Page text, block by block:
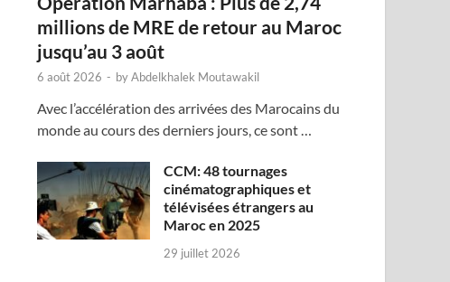
millions de MRE de retour au Maroc
jusqu’au 3 août
6 août 2026 - byAbdelkhalek Moutawakil
Avec l’accélération des arrivées des Marocains du
monde au cours des derniers jours, ce sont …
CCM: 48 tournages
cinématographiques et
télévisées étrangers au
Maroc en 2025
29 juillet 2026